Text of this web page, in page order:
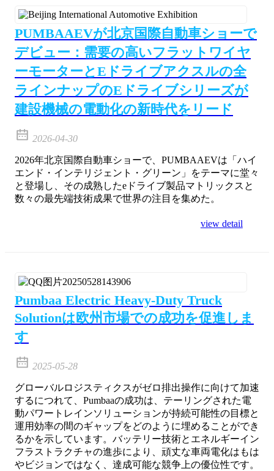
PUMBAAEVが北京国際自動車ショーで
デビュー：需要の高いフラットワイヤ
ーモーターとEドライブアクスルの全
ラインナップのEドライブシリーズが
建設機械の電動化の新時代をリード
2026-04-30
2026年北京国際自動車ショーで、PUMBAAEVは「ハイ
エンド・インテリジェント・グリーン」をテーマに堂々
と登場し、その成熟したeドライブ製品マトリックスと
数々の最先端技術成果で世界の注目を集めた。
view detail
Pumbaa Electric Heavy-Duty Truck
Solutionは欧州市場での成功を促進しま
す
2025-05-28
グローバルロジスティクスがゼロ排出操作に向けて加速
するにつれて、Pumbaaの成功は、テーリングされた電
動パワートレインソリューションが持続可能性の目標と
運用効率の間のギャップをどのように埋めることができ
るかを示しています。バッテリー技術とエネルギーイン
フラストラクチャの進歩により、頑丈な車両電化はもは
やビジョンではなく、達成可能な競争上の優位性です。